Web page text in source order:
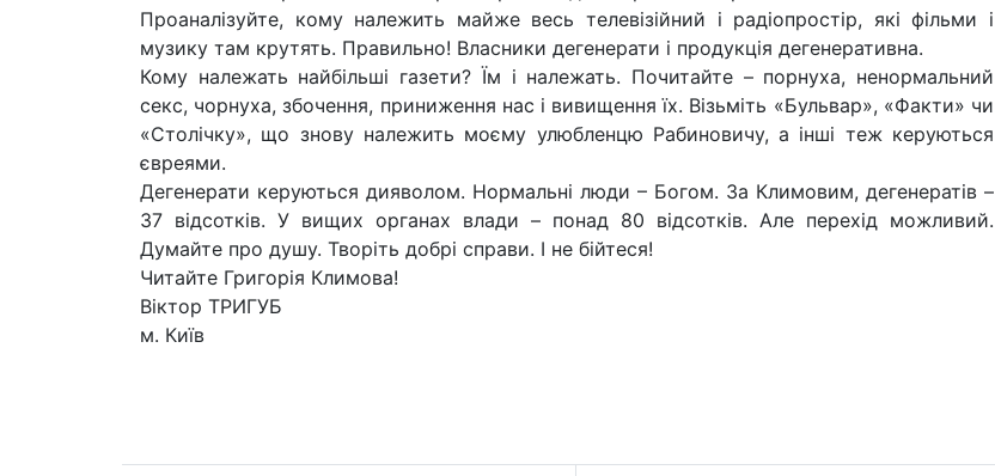
Проаналізуйте, кому належить майже весь телевізійний і радіопростір, які фільми і
музику там крутять. Правильно! Власники дегенерати і продукція дегенеративна.
Кому належать найбільші газети? Їм і належать. Почитайте – порнуха, ненормальний
секс, чорнуха, збочення, приниження нас і вивищення їх. Візьміть «Бульвар», «Факти» чи
«Столічку», що знову належить моєму улюбленцю Рабиновичу, а інші теж керуються
євреями.
Дегенерати керуються дияволом. Нормальні люди – Богом. За Климовим, дегенератів –
37 відсотків. У вищих органах влади – понад 80 відсотків. Але перехід можливий.
Думайте про душу. Творіть добрі справи. І не бійтеся!
Читайте Григорія Климова!
Віктор ТРИГУБ
м. Київ